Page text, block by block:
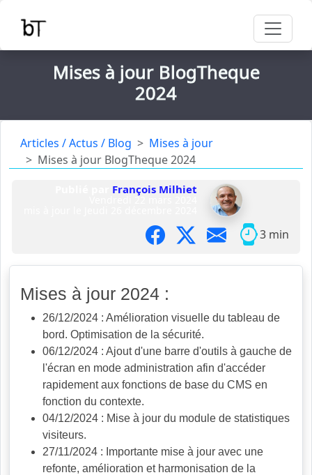
Mises à jour BlogTheque
2024
Articles / Actus / Blog
Mises à jour
Mises à jour BlogTheque 2024
François Milhiet
Vendredi 22 mars 2024
3 min
Mises à jour 2024 :
26/12/2024 : Amélioration visuelle du tableau de
bord. Optimisation de la sécurité.
06/12/2024 : Ajout d'une barre d'outils à gauche de
l'écran en mode administration afin d'accéder
rapidement aux fonctions de base du CMS en
fonction du contexte.
04/12/2024 : Mise à jour du module de statistiques
visiteurs.
27/11/2024 : Importante mise à jour avec une
refonte, amélioration et harmonisation de la